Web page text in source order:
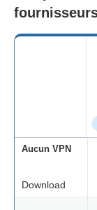
Aucun VPN
Download